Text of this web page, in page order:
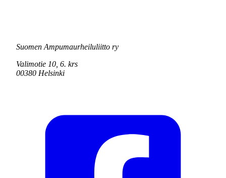
Suomen Ampumaurheiluliitto ry
Valimotie 10, 6. krs
00380 Helsinki